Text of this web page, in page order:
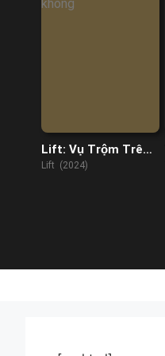
Lift: Vụ Trộm Trên
Không
Lift (2024)